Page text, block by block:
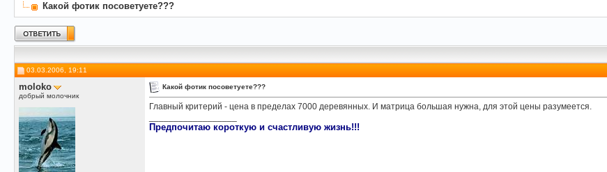
Какой фотик посоветуете???
03.03.2006, 19:11
moloko
добрый молочник
Какой фотик посоветуете???
Главный критерий - цена в пределах 7000 деревянных. И матрица большая нужна, для этой цены разумеется.
Предпочитаю короткую и счастливую жизнь!!!